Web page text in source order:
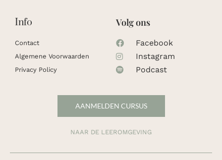
Info
Contact
Algemene Voorwaarden
Privacy Policy
Volg ons
Facebook
Instagram
Podcast
AANMELDEN CURSUS
NAAR DE LEEROMGEVING